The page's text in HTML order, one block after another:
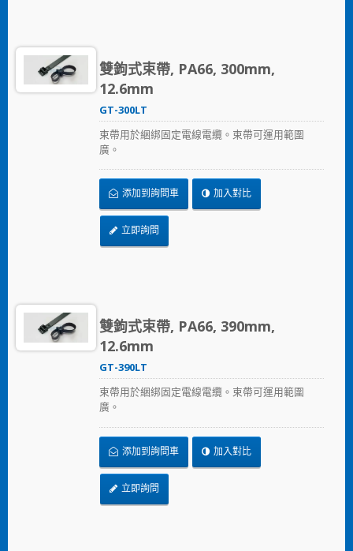
雙鉤式束帶, PA66, 300mm,
12.6mm
GT-300LT
束帶用於綑綁固定電線電纜。束帶可運用範圍
廣。
添加到詢問車 加入對比
立即詢問
雙鉤式束帶, PA66, 390mm,
12.6mm
GT-390LT
束帶用於綑綁固定電線電纜。束帶可運用範圍
廣。
添加到詢問車 加入對比
立即詢問